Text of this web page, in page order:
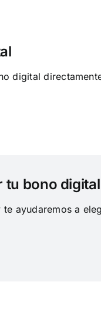
digital
tu bono digital
ayudaremos a